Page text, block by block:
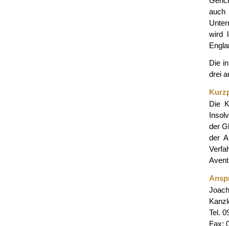
wird
Die
drei
Die
der
der
Tel.
Fax: